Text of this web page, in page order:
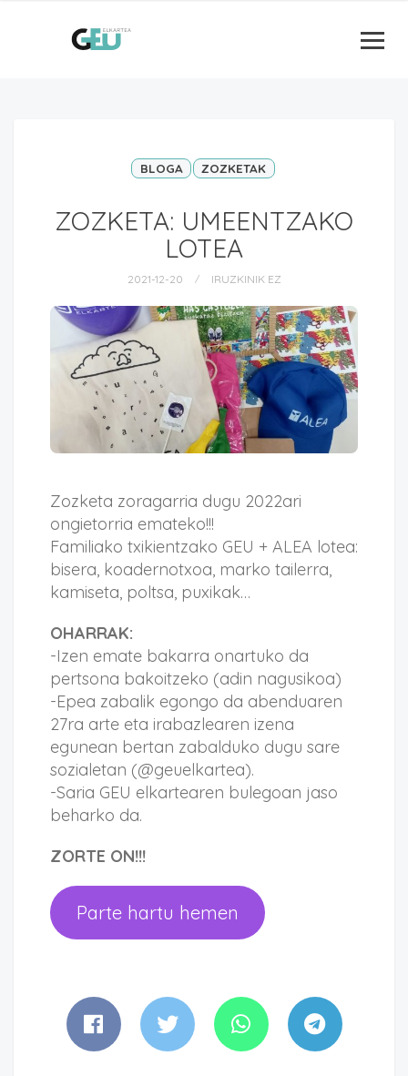
BLOGA ZOZKETAK
ZOZKETA: UMEENTZAKO
LOTEA
2021-12-20 IRUZKINIK EZ
Zozketa zoragarria dugu 2022ari
ongietorria emateko!!!
Familiako txikientzako GEU + ALEA lotea:
bisera, koadernotxoa, marko tailerra,
kamiseta, poltsa, puxikak…
OHARRAK:
-Izen emate bakarra onartuko da
pertsona bakoitzeko (adin nagusikoa)
-Epea zabalik egongo da abenduaren
27ra arte eta irabazlearen izena
egunean bertan zabalduko dugu sare
sozialetan (@geuelkartea).
-Saria GEU elkartearen bulegoan jaso
beharko da.
ZORTE ON!!!
Parte hartu hemen